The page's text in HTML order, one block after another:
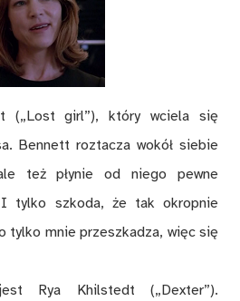
(„Lost girl”), który wciela się
Bennett roztacza wokół siebie
też płynie od niego pewne
I tylko szkoda, że tak okropnie
tylko mnie przeszkadza, więc się
Rya Khilstedt („Dexter”).